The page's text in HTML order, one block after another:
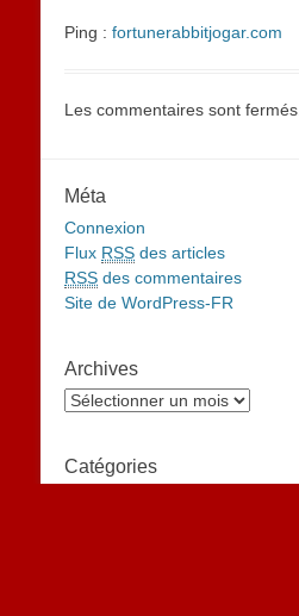
Ping : fortunerabbitjogar.com
Les commentaires sont fermés.
Méta
Connexion
Flux RSS des articles
RSS des commentaires
Site de WordPress-FR
Archives
Archives
Catégories